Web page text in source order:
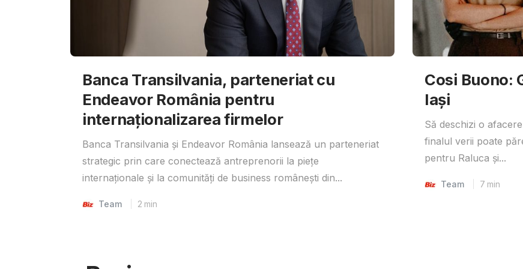
Banca Transilvania, parteneriat cu
Endeavor România pentru
internaționalizarea firmelor
Banca Transilvania și Endeavor România lansează un parteneriat
strategic prin care conectează antreprenorii la piețe
internaționale și la comunități de business românești din...
Team 2 min
Cosi Buono:
Iași
Să deschizi o
finalul verii poate
pentru Raluca și...
Team 7 min